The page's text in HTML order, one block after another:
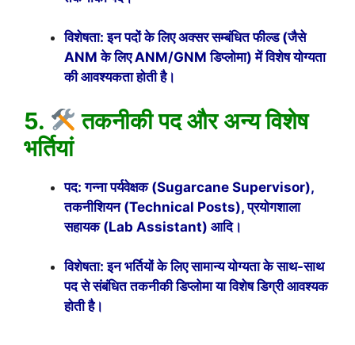
विशेषता: इन पदों के लिए अक्सर सम्बंधित फील्ड (जैसे
ANM के लिए ANM/GNM डिप्लोमा) में विशेष योग्यता
की आवश्यकता होती है।
5.
तकनीकी पद और अन्य विशेष
भर्तियां
पद: गन्ना पर्यवेक्षक (Sugarcane Supervisor),
तकनीशियन (Technical Posts), प्रयोगशाला
सहायक (Lab Assistant) आदि।
विशेषता: इन भर्तियों के लिए सामान्य योग्यता के साथ-साथ
पद से संबंधित तकनीकी डिप्लोमा या विशेष डिग्री आवश्यक
होती है।